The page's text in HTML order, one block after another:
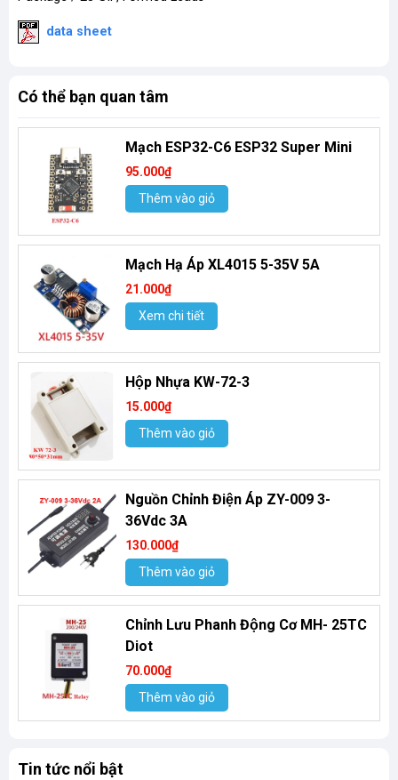
data sheet
Có thể bạn quan tâm
Mạch ESP32-C6 ESP32 Super Mini
95.000₫
Thêm vào giỏ
Mạch Hạ Áp XL4015 5-35V 5A
21.000₫
Xem chi tiết
Hộp Nhựa KW-72-3
15.000₫
Thêm vào giỏ
Nguồn Chỉnh Điện Áp ZY-009 3-
36Vdc 3A
130.000₫
Thêm vào giỏ
Chỉnh Lưu Phanh Động Cơ MH- 25TC
Diot
70.000₫
Thêm vào giỏ
Tin tức nổi bật